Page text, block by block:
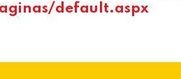
default.aspx